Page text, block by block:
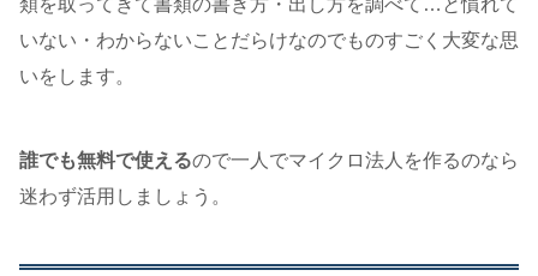
類を取ってきて書類の書き方・出し方を調べて…と慣れて
いない・わからないことだらけなのでものすごく大変な思
いをします。
誰でも無料で使えるので一人でマイクロ法人を作るのなら
迷わず活用しましょう。